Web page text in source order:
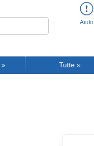
Aiuto
» Tutte »